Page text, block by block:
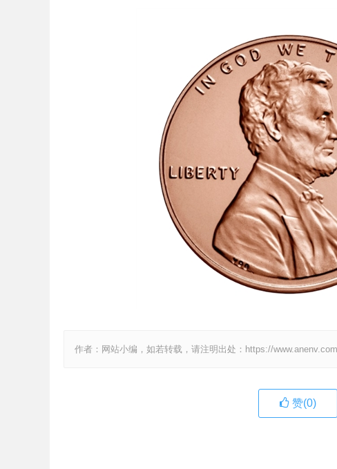
作者：网站小编，如若转载，请注明出处：https://
赞(0)